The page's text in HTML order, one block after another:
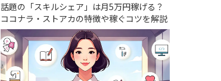
話題の「スキルシェア」は月5万円稼げる？
ココナラ・ストアカの特徴や稼ぐコツを解説